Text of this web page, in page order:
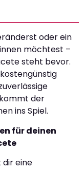
oder ein
möchtest –
steht bevor.
der
ins Spiel.
für deinen
dir eine